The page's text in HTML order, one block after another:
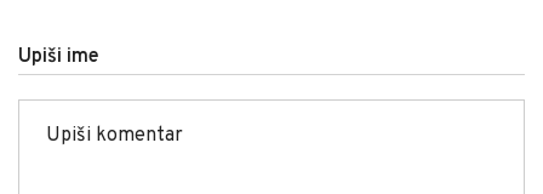
Upiši ime